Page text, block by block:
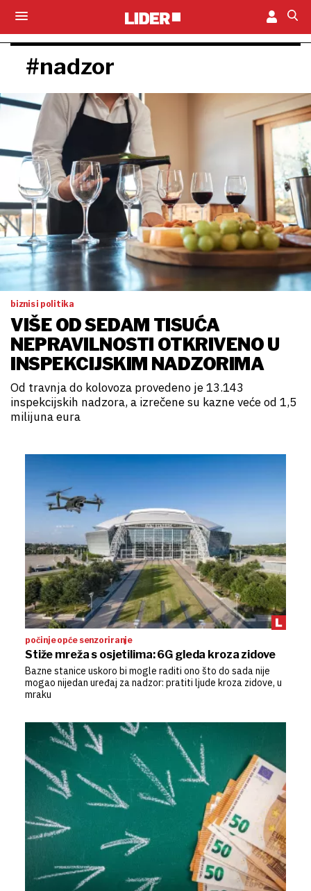
#nadzor
biznis i politika
VIŠE OD SEDAM TISUĆA
NEPRAVILNOSTI OTKRIVENO U
INSPEKCIJSKIM NADZORIMA
Od travnja do kolovoza provedeno je 13.143
inspekcijskih nadzora, a izrečene su kazne veće od 1,5
milijuna eura
počinje opće senzoriranje
Stiže mreža s osjetilima: 6G gleda kroza zidove
Bazne stanice uskoro bi mogle raditi ono što do sada nije
mogao nijedan uređaj za nadzor: pratiti ljude kroza zidove, u
mraku